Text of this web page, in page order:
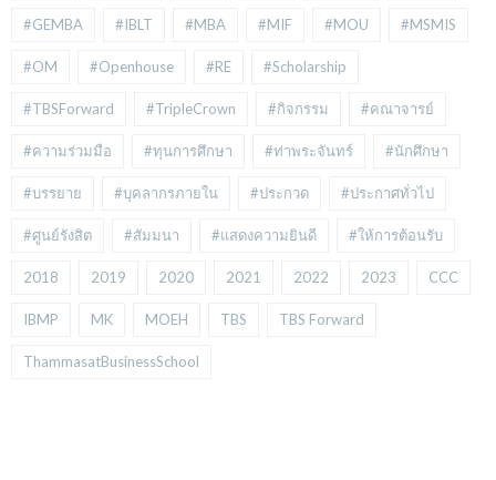
#GEMBA #IBLT #MBA #MIF #MOU #MSMIS
#OM #Openhouse #RE #Scholarship
#TBSForward #TripleCrown #กิจกรรม #คณาจารย์
#ความร่วมมือ #ทุนการศึกษา #ท่าพระจันทร์ #นักศึกษา
#บรรยาย #บุคลากรภายใน #ประกวด #ประกาศทั่วไป
#ศูนย์รังสิต #สัมมนา #แสดงความยินดี #ให้การต้อนรับ
2018 2019 2020 2021 2022 2023 CCC
IBMP MK MOEH TBS TBS Forward
ThammasatBusinessSchool